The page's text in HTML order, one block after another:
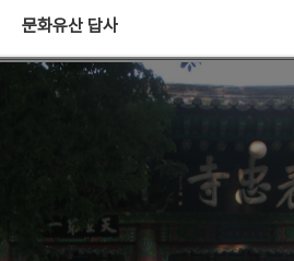
문화유산 답사